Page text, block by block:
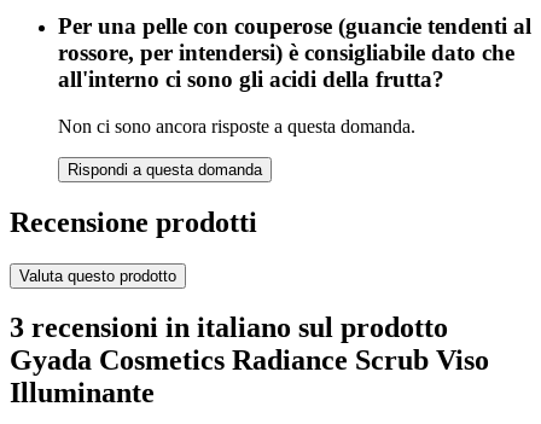
Per una pelle con couperose (guancie tendenti al
rossore, per intendersi) è consigliabile dato che
all'interno ci sono gli acidi della frutta?
Non ci sono ancora risposte a questa domanda.
Rispondi a questa domanda
Recensione prodotti
Valuta questo prodotto
3 recensioni in italiano sul prodotto
Gyada Cosmetics Radiance Scrub Viso
Illuminante